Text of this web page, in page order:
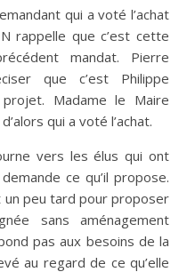
qui a voté l’achat
rappelle que c’est cette
mandat. Pierre
que c’est Philippe
Madame le Maire
qui a voté l’achat.
vers les élus qui ont
ce qu’il propose.
un peu tard pour proposer
sans aménagement
pas aux besoins de la
au regard de ce qu’elle